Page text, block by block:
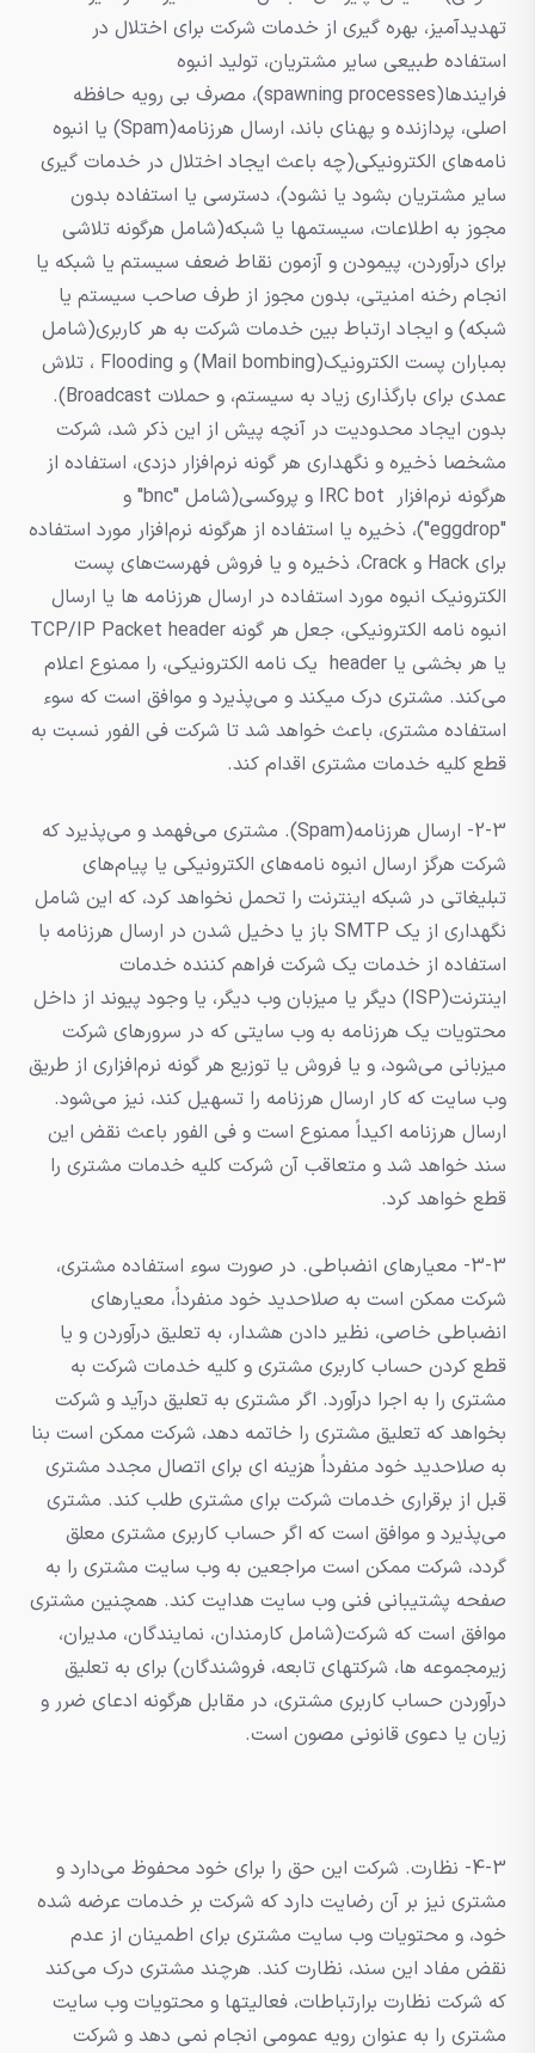
تهدیدآمیز، بهره گیری از خدمات شرکت برای اختلال در
استفاده طبیعی سایر مشتریان، تولید انبوه
فرایندها(spawning processes)، مصرف بی رویه حافظه
اصلی، پردازنده و پهنای باند، ارسال هرزنامه(Spam) یا انبوه
نامه‌های الکترونیکی(چه باعث ایجاد اختلال در خدمات گیری
سایر مشتریان بشود یا نشود)، دسترسی یا استفاده بدون
مجوز به اطلاعات، سیستمها یا شبکه(شامل هرگونه تلاشی
برای درآوردن، پیمودن و آزمون نقاط ضعف سیستم یا شبکه یا
انجام رخنه امنیتی، بدون مجوز از طرف صاحب سیستم یا
شبکه) و ایجاد ارتباط بین خدمات شرکت به هر کاربری(شامل
بمباران پست الکترونیک(Mail bombing) و Flooding ، تلاش
عمدی برای بارگذاری زیاد به سیستم، و حملات Broadcast).
بدون ایجاد محدودیت در آنچه پیش از این ذکر شد، شرکت
مشخصا ذخیره و نگهداری هر گونه نرم‌افزار دزدی، استفاده از
هرگونه نرم‌افزار IRC bot و پروکسی(شامل "bnc" و
"eggdrop")، ذخیره یا استفاده از هرگونه نرم‌افزار مورد استفاده
برای Hack و Crack، ذخیره و یا فروش فهرست‌های پست
الکترونیک انبوه مورد استفاده در ارسال هرزنامه ها یا ارسال
انبوه نامه الکترونیکی، جعل هر گونه TCP/IP Packet header
یا هر بخشی یا header یک نامه الکترونیکی، را ممنوع اعلام
می‌کند. مشتری درک میکند و می‌پذیرد و موافق است که سوء
استفاده مشتری، باعث خواهد شد تا شرکت فی الفور نسبت به
قطع کلیه خدمات مشتری اقدام کند.
2-3- ارسال هرزنامه(Spam). مشتری می‌فهمد و می‌پذیرد که
شرکت هرگز ارسال انبوه نامه‌های الکترونیکی یا پیام‌های
تبلیغاتی در شبکه اینترنت را تحمل نخواهد کرد، که این شامل
نگهداری از یک SMTP باز یا دخیل شدن در ارسال هرزنامه با
استفاده از خدمات یک شرکت فراهم کننده خدمات
اینترنت(ISP) دیگر یا میزبان وب دیگر، یا وجود پیوند از داخل
محتویات یک هرزنامه به وب سایتی که در سرورهای شرکت
میزبانی می‌شود، و یا فروش یا توزیع هر گونه نرم‌افزاری از طریق
وب سایت که کار ارسال هرزنامه را تسهیل کند، نیز می‌شود.
ارسال هرزنامه اکیداً ممنوع است و فی الفور باعث نقض این
سند خواهد شد و متعاقب آن شرکت کلیه خدمات مشتری را
قطع خواهد کرد.
3-3- معیارهای انضباطی. در صورت سوء استفاده مشتری،
شرکت ممکن است به صلاحدید خود منفرداً، معیارهای
انضباطی خاصی، نظیر دادن هشدار، به تعلیق درآوردن و یا
قطع کردن حساب کاربری مشتری و کلیه خدمات شرکت به
مشتری را به اجرا درآورد. اگر مشتری به تعلیق درآید و شرکت
بخواهد که تعلیق مشتری را خاتمه دهد، شرکت ممکن است بنا
به صلاحدید خود منفرداً هزینه ای برای اتصال مجدد مشتری
قبل از برقراری خدمات شرکت برای مشتری طلب کند. مشتری
می‌پذیرد و موافق است که اگر حساب کاربری مشتری معلق
گردد، شرکت ممکن است مراجعین به وب سایت مشتری را به
صفحه پشتیبانی فنی وب سایت هدایت کند. همچنین مشتری
موافق است که شرکت(شامل کارمندان، نمایندگان، مدیران،
زیرمجموعه ها، شرکتهای تابعه، فروشندگان) برای به تعلیق
درآوردن حساب کاربری مشتری، در مقابل هرگونه ادعای ضرر و
زیان یا دعوی قانونی مصون است.
4-3- نظارت. شرکت این حق را برای خود محفوظ می‌دارد و
مشتری نیز بر آن رضایت دارد که شرکت بر خدمات عرضه شده
خود، و محتویات وب سایت مشتری برای اطمینان از عدم
نقض مفاد این سند، نظارت کند. هرچند مشتری درک می‌کند
که شرکت نظارت برارتباطات، فعالیتها و محتویات وب سایت
مشتری را به عنوان رویه عمومی انجام نمی دهد و شرکت